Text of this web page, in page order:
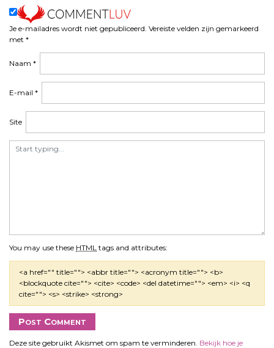
Je e-mailadres wordt niet gepubliceerd. Vereiste velden zijn gemarkeerd
met *
You may use these HTML tags and attributes:
<a href="" title=""> <abbr title=""> <acronym title=""> <b>
<blockquote cite=""> <cite> <code> <del datetime=""> <em> <i> <q
cite=""> <s> <strike> <strong>
Naam *
E-mail *
Site
Deze site gebruikt Akismet om spam te verminderen. Bekijk hoe je